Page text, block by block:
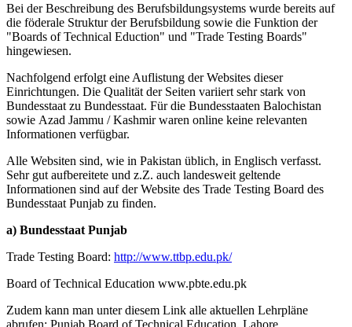
Bei der Beschreibung des Berufsbildungsystems wurde bereits auf
die föderale Struktur der Berufsbildung sowie die Funktion der
"Boards of Technical Eduction" und "Trade Testing Boards"
hingewiesen.
Nachfolgend erfolgt eine Auflistung der Websites dieser
Einrichtungen. Die Qualität der Seiten variiert sehr stark von
Bundesstaat zu Bundesstaat. Für die Bundesstaaten Balochistan
sowie Azad Jammu / Kashmir waren online keine relevanten
Informationen verfügbar.
Alle Websiten sind, wie in Pakistan üblich, in Englisch verfasst.
Sehr gut aufbereitete und z.Z. auch landesweit geltende
Informationen sind auf der Website des Trade Testing Board des
Bundesstaat Punjab zu finden.
a) Bundesstaat Punjab
Trade Testing Board: http://www.ttbp.edu.pk/
Board of Technical Education www.pbte.edu.pk
Zudem kann man unter diesem Link alle aktuellen Lehrpläne
abrufen: Punjab Board of Technical Education, Lahore